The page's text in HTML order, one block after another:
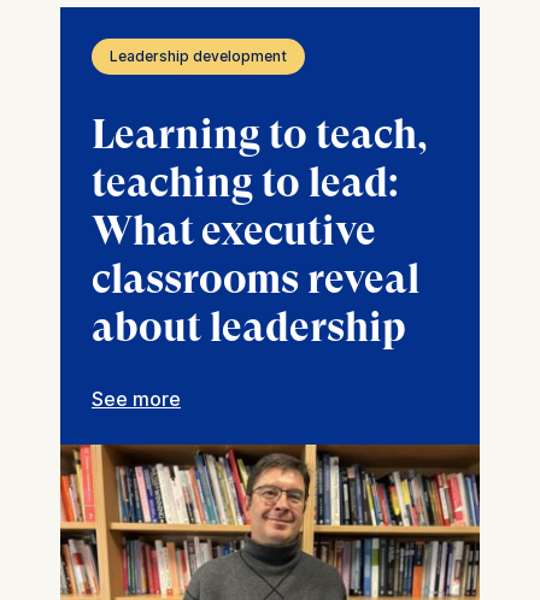
Leadership development
Learning to teach,
teaching to lead:
What executive
classrooms reveal
about leadership
See more